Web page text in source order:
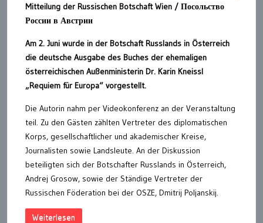
Mitteilung der Russischen Botschaft Wien / Посольство
России в Австрии
Am 2. Juni wurde in der Botschaft Russlands in Österreich
die deutsche Ausgabe des Buches der ehemaligen
österreichischen Außenministerin Dr. Karin Kneissl
„Requiem für Europa“ vorgestellt.
Die Autorin nahm per Videokonferenz an der Veranstaltung
teil. Zu den Gästen zählten Vertreter des diplomatischen
Korps, gesellschaftlicher und akademischer Kreise,
Journalisten sowie Landsleute. An der Diskussion
beteiligten sich der Botschafter Russlands in Österreich,
Andrej Grosow, sowie der Ständige Vertreter der
Russischen Föderation bei der OSZE, Dmitrij Poljanskij.
Weiterlesen